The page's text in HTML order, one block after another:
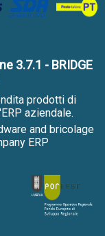
3.7.1 - BRIDGE
prodotti di
aziendale.
and bricolage
ERP